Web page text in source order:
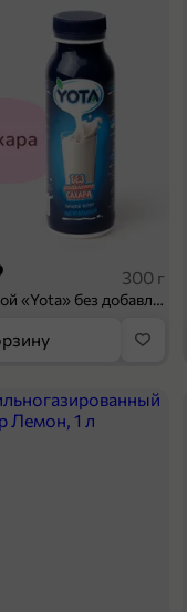
300 г
Йогурт питьевой «Yota» без добавления сахара, 300 г